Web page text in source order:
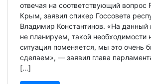
отвечая на соответствующий вопрос
Крым, заявил спикер Госсовета
Владимир Константинов. «На
не планируем, такой необходимости
ситуация поменяется, мы это очень
сделаем», — заявил глава
[…]